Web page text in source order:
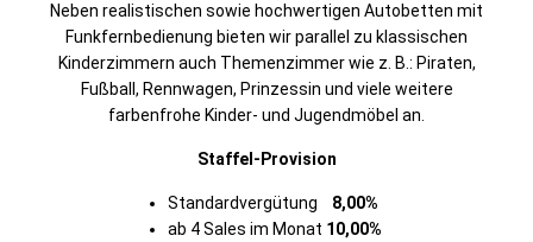
Neben realistischen sowie hochwertigen Autobetten mit
Funkfernbedienung bieten wir parallel zu klassischen
Kinderzimmern auch Themenzimmer wie z. B.: Piraten,
Fußball, Rennwagen, Prinzessin und viele weitere
farbenfrohe Kinder- und Jugendmöbel an.
Staffel-Provision
Standardvergütung 8,00%
ab 4 Sales im Monat 10,00%